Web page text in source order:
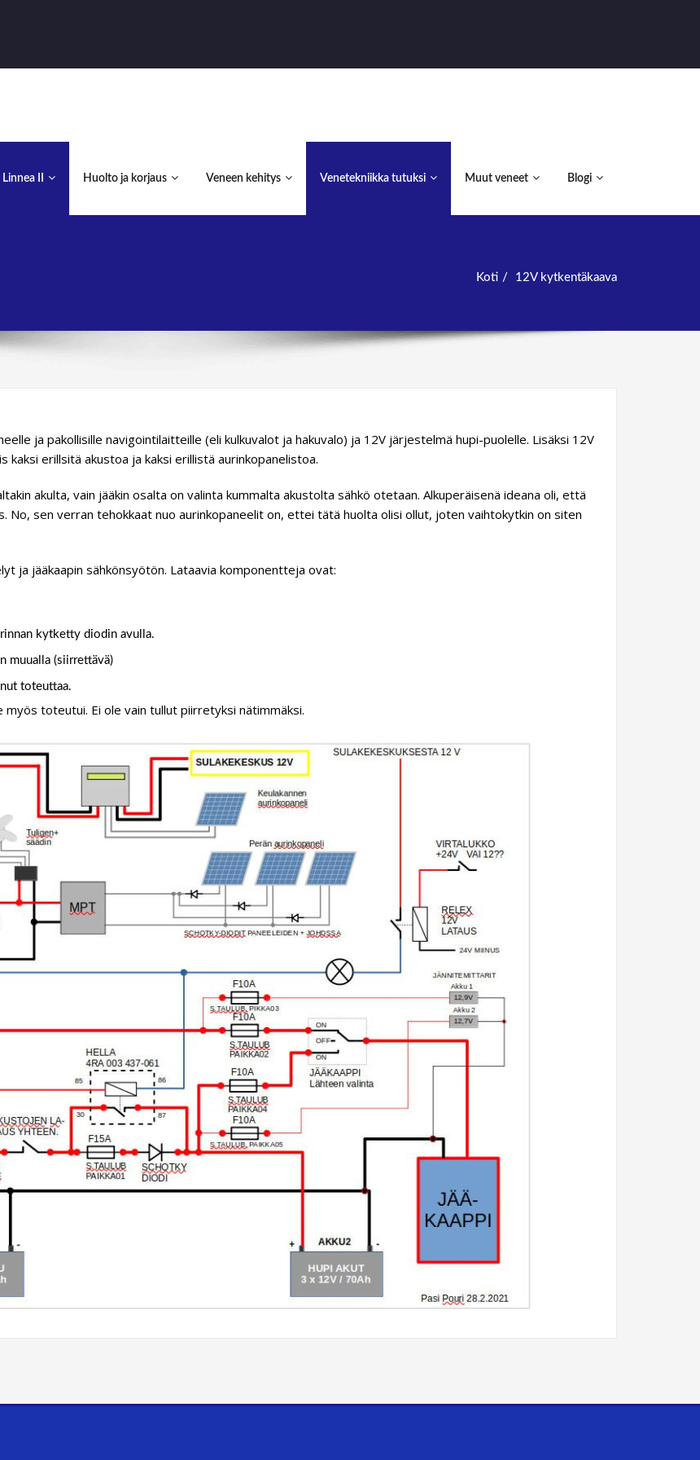
Linnea II Huolto ja korjaus Veneen kehitys Venetekniikka tutuksi Muut veneet Blogi
Koti 12V kytkentäkaava
ja pakollisille navigointilaitteille (eli kulkuvalot ja hakuvalo) ja 12V järjestelmä hupi-puolelle. Lisäksi 12V
erillsitä akustoa ja kaksi erillistä aurinkopanelistoa.
akulta, vain jääkin osalta on valinta kummalta akustolta sähkö otetaan. Alkuperäisenä ideana oli, että
No, sen verran tehokkaat nuo aurinkopaneelit on, ettei tätä huolta olisi ollut, joten vaihtokytkin on siten
ja jääkaapin sähkönsyötön. Lataavia komponentteja ovat:
kytketty diodin avulla.
muualla (siirrettävä)
toteuttaa.
toteutui. Ei ole vain tullut piirretyksi nätimmäksi.